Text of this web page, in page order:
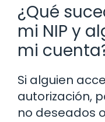
¿Qué
mi NIP y
mi
Si alguien
autorización,
no deseados